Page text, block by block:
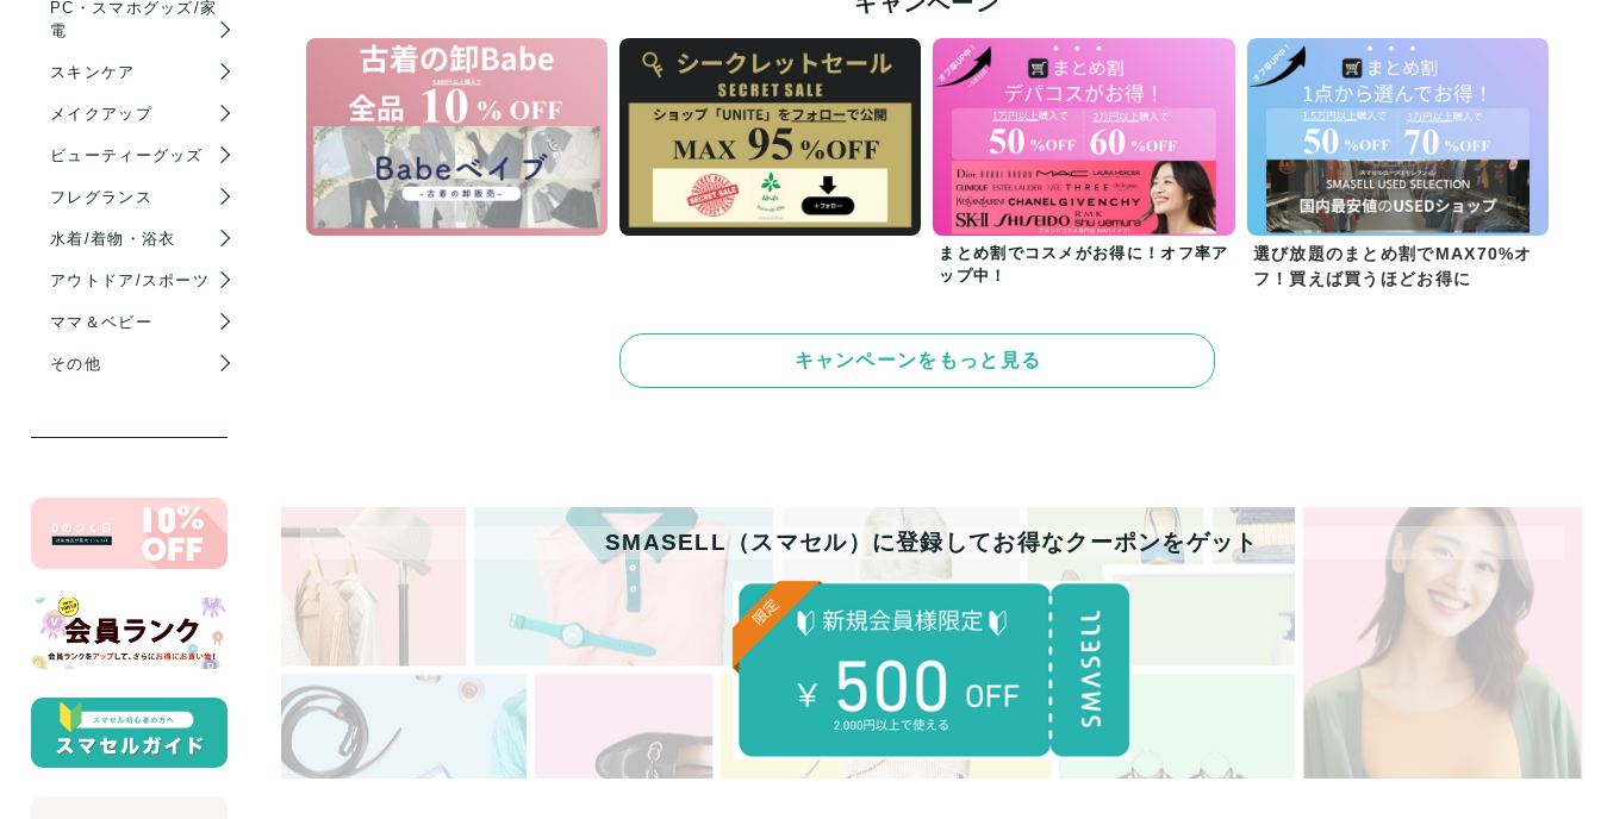
PC・スマホグッズ/家
電
スキンケア
メイクアップ
ビューティーグッズ
フレグランス
水着/着物・浴衣
アウトドア/スポーツ
ママ＆ベビー
その他
まとめ割でコスメがお得に！オフ率ア
ップ中！
選び放題のまとめ割でMAX70%オ
フ！買えば買うほどお得に
キャンペーンをもっと見る
SMASELL（スマセル）に登録してお得なクーポンをゲット